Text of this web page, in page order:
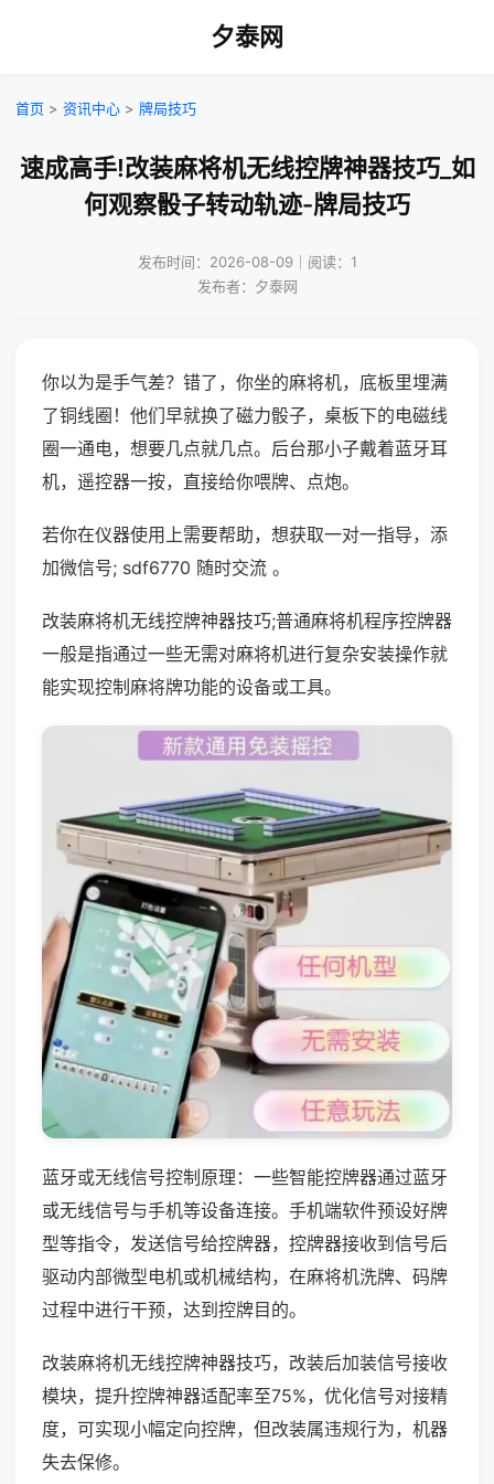
夕泰网
首页 > 资讯中心 > 牌局技巧
速成高手!改装麻将机无线控牌神器技巧_如
何观察骰子转动轨迹-牌局技巧
发布时间：2026-08-09｜阅读：1
发布者：夕泰网
你以为是手气差？错了，你坐的麻将机，底板里埋满
了铜线圈！他们早就换了磁力骰子，桌板下的电磁线
圈一通电，想要几点就几点。后台那小子戴着蓝牙耳
机，遥控器一按，直接给你喂牌、点炮。
若你在仪器使用上需要帮助，想获取一对一指导，添
加微信号; sdf6770 随时交流 。
改装麻将机无线控牌神器技巧;普通麻将机程序控牌器
一般是指通过一些无需对麻将机进行复杂安装操作就
能实现控制麻将牌功能的设备或工具。
蓝牙或无线信号控制原理：一些智能控牌器通过蓝牙
或无线信号与手机等设备连接。手机端软件预设好牌
型等指令，发送信号给控牌器，控牌器接收到信号后
驱动内部微型电机或机械结构，在麻将机洗牌、码牌
过程中进行干预，达到控牌目的。
改装麻将机无线控牌神器技巧，改装后加装信号接收
模块，提升控牌神器适配率至75%，优化信号对接精
度，可实现小幅定向控牌，但改装属违规行为，机器
失去保修。